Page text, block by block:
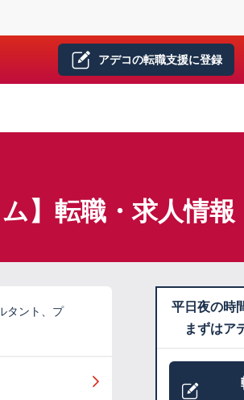
アデコの転職支援に登録
】転職・求人情報
タント、プ
平日夜の時
まずはア